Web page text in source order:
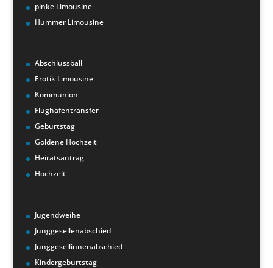
pinke Limousine
Hummer Limousine
Abschlussball
Erotik Limousine
Kommunion
Flughafentransfer
Geburtstag
Goldene Hochzeit
Heiratsantrag
Hochzeit
Jugendweihe
Junggesellenabschied
Junggesellinnenabschied
Kindergeburtstag